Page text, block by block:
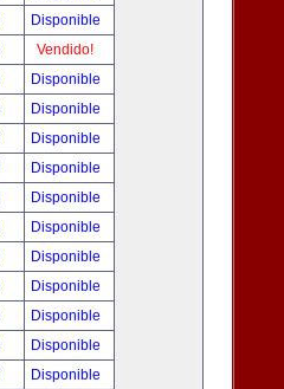
Disponible
Vendido!
Disponible
Disponible
Disponible
Disponible
Disponible
Disponible
Disponible
Disponible
Disponible
Disponible
Disponible